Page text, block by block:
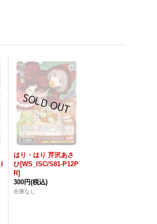
はり・はり 芹沢あさ
ひ[WS_ISC/S81-P12P
R]
300円(税込)
在庫なし